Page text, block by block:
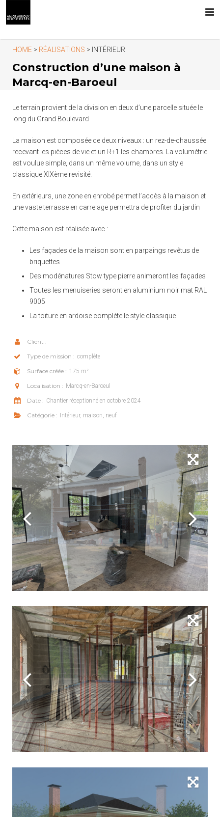
L’AGENCE
PRESTATIONS
CONTACT
HOME > RÉALISATIONS > INTÉRIEUR
Construction d’une maison à
Marcq-en-Baroeul
Le terrain provient de la division en deux d’une parcelle située le
long du Grand Boulevard
La maison est composée de deux niveaux : un rez-de-chaussée
recevant les pièces de vie et un R+1 les chambres. La volumétrie
est voulue simple, dans un même volume, dans un style
classique XIXème revisité.
En extérieurs, une zone en enrobé permet l’accès à la maison et
une vaste terrasse en carrelage permettra de profiter du jardin
Cette maison est réalisée avec :
Les façades de la maison sont en parpaings revêtus de
briquettes
Des modénatures Stow type pierre animeront les façades
Toutes les menuiseries seront en aluminium noir mat RAL
9005
La toiture en ardoise complète le style classique
Client :
Type de mission : complète
Surface créée : 175 m²
Localisation : Marcq-en-Baroeul
Date : Chantier réceptionné en octobre 2024
Catégorie : Intérieur, maison, neuf